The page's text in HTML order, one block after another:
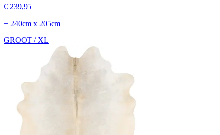
€ 239,95
± 240cm x 205cm
GROOT / XL